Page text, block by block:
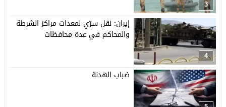
3
4
إيران: نقل سرّي لمعدات مراكز الشرطة
والمحاكم في عدة محافظات
ضباب الهدنة